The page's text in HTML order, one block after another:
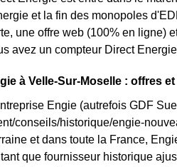
et la fin des monopoles
une offre web (100% en ligne)
avez un compteur Direct
à Velle-Sur-Moselle : offres
Engie (autrefois GDF
conseils/historique/engie-
et dans toute la France,
que fournisseur historique